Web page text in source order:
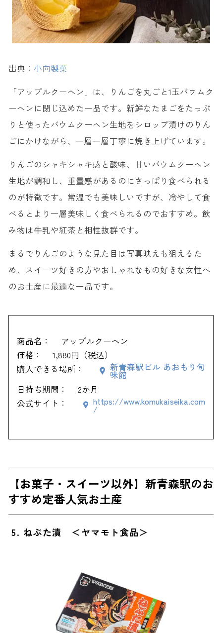
出典： 小向製菓
「アップルクーヘン」は、りんごを丸ごと1玉バウムク
ーヘンに閉じ込めた一品です。新鮮なたまごをたっぷ
りと使ったバウムクーヘン生地をシロップ漬けのりん
ごにかけながら、一層一層丁寧に焼き上げています。
りんごのシャキシャキ感と酸味、甘いバウムクーヘン
生地が調和し、重量感があるのにさっぱり食べられる
のが特徴です。常温でも美味しいですが、冷やして食
べるとより一層美味しく食べられるのでおすすめ。飲
み物は牛乳や紅茶と相性抜群です。
まるでりんごのような見た目は写真映えも狙えるた
め、スイーツ好きの方やおしゃれなもの好きな女性へ
のお土産に最適な一品です。
商品名：
アップルクーヘン
価格：
1,880円（税込）
購入できる場所：
新青森駅ビル あおもり旬
味館
日持ち期間：
2か月
公式サイト：
https://www.komukaiseika.com
/
【お菓子・スイーツ以外】新青森駅のお
すすめ定番人気お土産
5. ねぶた漬 ＜ヤマモト食品＞